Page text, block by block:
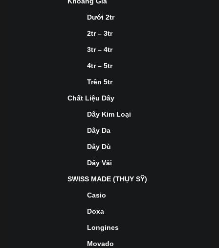
Dưới 2tr
2tr – 3tr
3tr – 4tr
4tr – 5tr
Trên 5tr
Chất Liệu Dây
Dây Kim Loại
Dây Da
Dây Dù
Dây Vải
SWISS MADE (THỤY SỸ)
Casio
Doxa
Longines
Movado